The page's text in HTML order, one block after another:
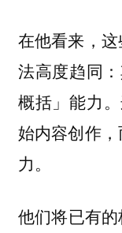
在他看来，
法高度趋同：
概括」能力。
始内容创作
力。
他们将已有